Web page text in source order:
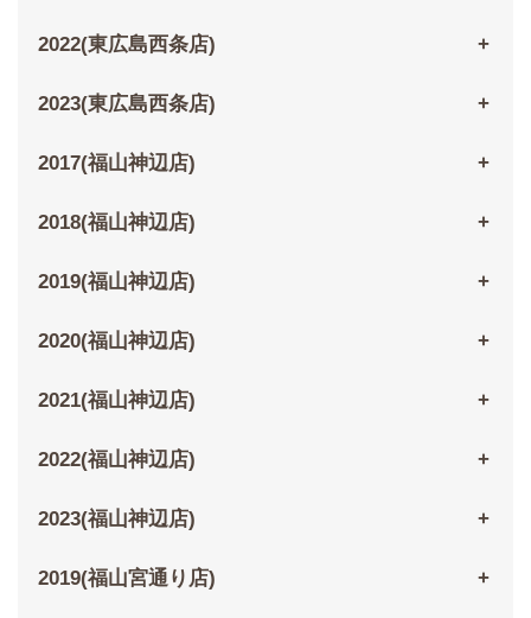
2022(東広島西条店)
2023(東広島西条店)
2017(福山神辺店)
2018(福山神辺店)
2019(福山神辺店)
2020(福山神辺店)
2021(福山神辺店)
2022(福山神辺店)
2023(福山神辺店)
2019(福山宮通り店)